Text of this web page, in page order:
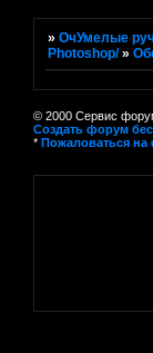
»ОчУмелые
Photoshop/ »
© 2000 Сервис
Создать форум
* Пожаловаться